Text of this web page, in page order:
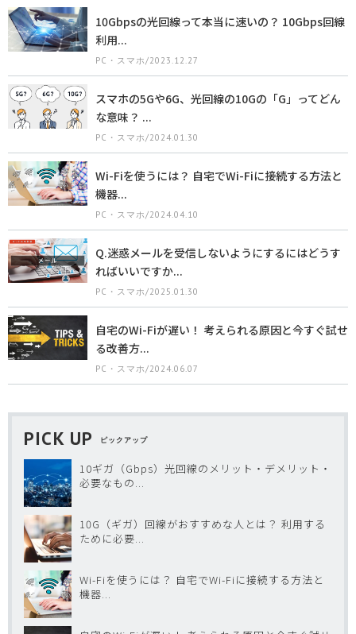
10Gbpsの光回線って本当に速いの？ 10Gbps回線
利用...
PC・スマホ/2023.12.27
スマホの5Gや6G、光回線の10Gの「G」ってどん
な意味？ ...
PC・スマホ/2024.01.30
Wi-Fiを使うには？ 自宅でWi-Fiに接続する方法と
機器...
PC・スマホ/2024.04.10
Q.迷惑メールを受信しないようにするにはどうす
ればいいですか...
PC・スマホ/2025.01.30
自宅のWi-Fiが遅い！ 考えられる原因と今すぐ試せ
る改善方...
PC・スマホ/2024.06.07
PICK UP ピックアップ
10ギガ（Gbps）光回線のメリット・デメリット・
必要なもの...
10G（ギガ）回線がおすすめな人とは？ 利用する
ために必要...
Wi-Fiを使うには？ 自宅でWi-Fiに接続する方法と
機器...